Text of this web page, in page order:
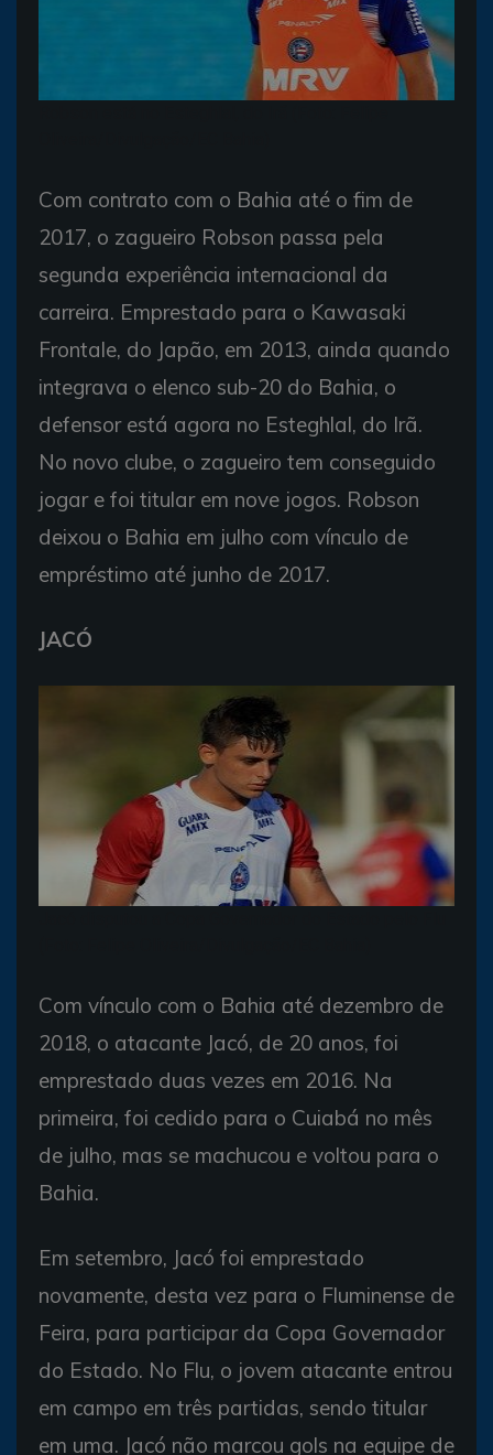
Com contrato com o Bahia até o fim de
2017, o zagueiro Robson passa pela
segunda experiência internacional da
carreira. Emprestado para o Kawasaki
Frontale, do Japão, em 2013, ainda quando
integrava o elenco sub-20 do Bahia, o
defensor está agora no Esteghlal, do Irã.
No novo clube, o zagueiro tem conseguido
jogar e foi titular em nove jogos. Robson
deixou o Bahia em julho com vínculo de
empréstimo até junho de 2017.
JACÓ
Com vínculo com o Bahia até dezembro de
2018, o atacante Jacó, de 20 anos, foi
emprestado duas vezes em 2016. Na
primeira, foi cedido para o Cuiabá no mês
de julho, mas se machucou e voltou para o
Bahia.
Em setembro, Jacó foi emprestado
novamente, desta vez para o Fluminense de
Feira, para participar da Copa Governador
do Estado. No Flu, o jovem atacante entrou
em campo em três partidas, sendo titular
em uma. Jacó não marcou gols na equipe de